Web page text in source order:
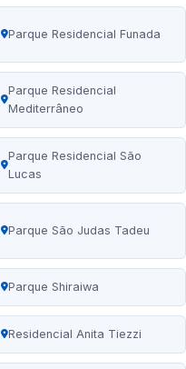
Parque Residencial Funada
Parque Residencial
Mediterrâneo
Parque Residencial São
Lucas
Parque São Judas Tadeu
Parque Shiraiwa
Residencial Anita Tiezzi